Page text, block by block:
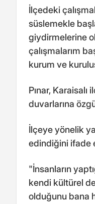
İlçedeki
süslemekle
giydirmelerine
çalışmalarım
kurum ve
Pınar,
duvarlarına
İlçeye yönelik
edindiğini ifade
"İnsanların
kendi kültürel
olduğunu bana